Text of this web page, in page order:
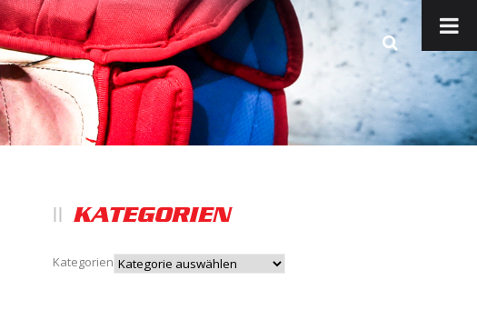
KATEGORIEN
Kategorien